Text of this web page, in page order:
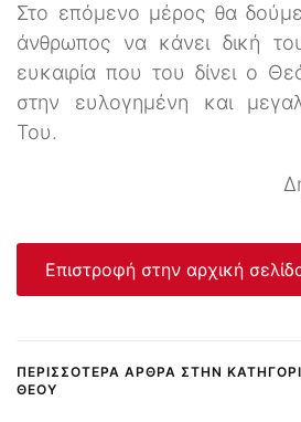
Στο επόμενο μέρος θα
άνθρωπος να κάνει δική
ευκαιρία που του δίνει ο
στην ευλογημένη και
Του.
Επιστροφή στην αρχική
ΠΕΡΙΣΣΌΤΕΡΑ ΆΡΘΡΑ ΣΤΗΝ
ΘΕΟΎ